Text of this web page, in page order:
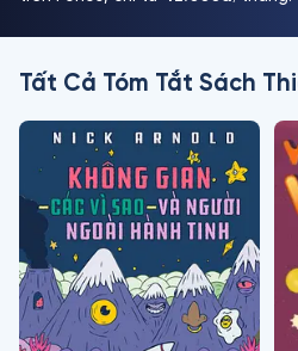
Tất Cả Tóm Tắt Sách